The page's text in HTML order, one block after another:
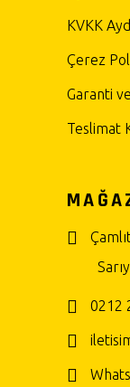
KVKK
Çerez
Garanti
Teslimat
0212